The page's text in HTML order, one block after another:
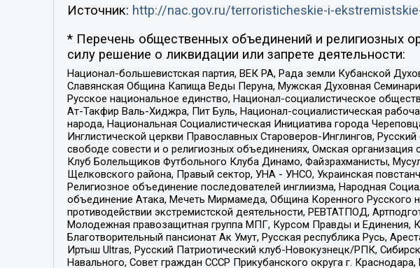
Источник: http://nac.gov.ru/terroristicheskie-i-
* Перечень общественных объединений и религиозных
силу решение о ликвидации или запрете деятельности:
Национал-большевистская партия, ВЕК РА, Рада земли Кубанской
Славянская Община Капища Веды Перуна, Мужская Духовная
Русское национальное единство, Национал-социалистическое
Ат-Такфир Валь-Хиджра, Пит Буль, Национал-социалистическая
народа, Национальная Социалистическая Инициатива города
Инглистической церкви Православных Староверов-Инглингов,
свободе совести и о религиозных объединениях, Омская
Клуб Болельщиков Футбольного Клуба Динамо, Файзрахманисты,
Щелковского района, Правый сектор, УНА - УНСО, Украинская
Религиозное объединение последователей инглиизма, Народная
объединение Атака, Мечеть Мирмамеда, Община Коренного Русского
противодействии экстремистской деятельности, РЕВТАТПОД,
Молодежная правозащитная группа МПГ, Курсом Правды и Единения,
Благотворительный пансионат Ак Умут, Русская республика Русь,
Иртыш Ultras, Русский Патриотический клуб-Новокузнецк/РПК,
Навального, Совет граждан СССР Прикубанского округа г.